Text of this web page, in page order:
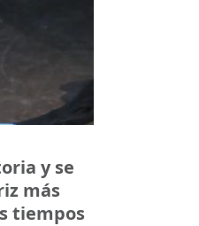
y se
más
tiempos